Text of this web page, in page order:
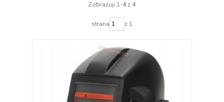
Zobrazuji 1-4 z 4
strana z 1